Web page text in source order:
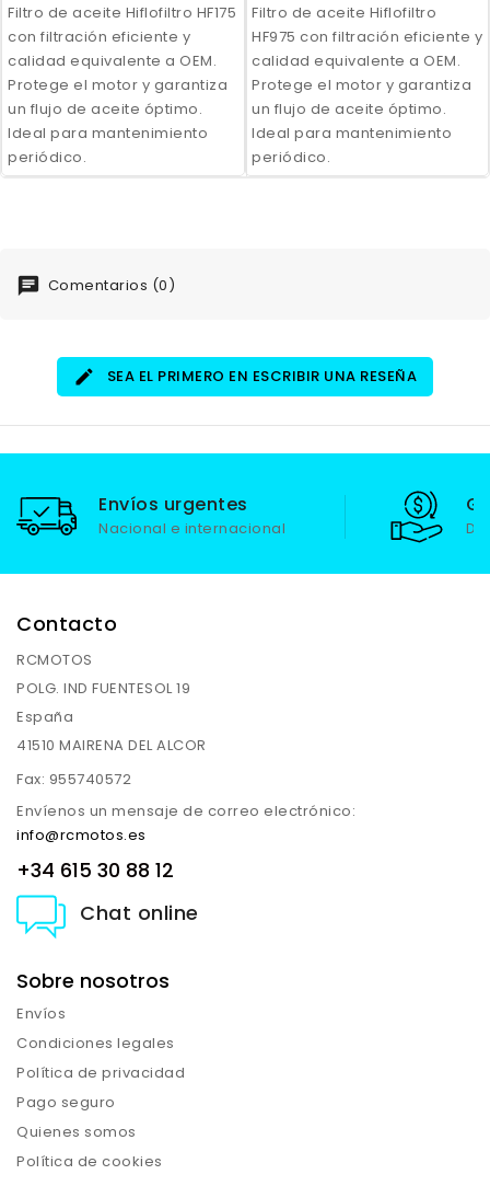
Filtro de aceite Hiflofiltro HF175
con filtración eficiente y
calidad equivalente a OEM.
Protege el motor y garantiza
un flujo de aceite óptimo.
Ideal para mantenimiento
periódico.
Filtro de aceite Hiflofiltro
HF975 con filtración eficiente y
calidad equivalente a OEM.
Protege el motor y garantiza
un flujo de aceite óptimo.
Ideal para mantenimiento
periódico.
Comentarios (0)
SEA EL PRIMERO EN ESCRIBIR UNA RESEÑA
Envíos urgentes
Nacional e internacional
Contacto
RCMOTOS
POLG. IND FUENTESOL 19
España
41510 MAIRENA DEL ALCOR
Fax: 955740572
Envíenos un mensaje de correo electrónico:
info@rcmotos.es
+34 615 30 88 12
Chat online
Sobre nosotros
Envíos
Condiciones legales
Política de privacidad
Pago seguro
Quienes somos
Política de cookies